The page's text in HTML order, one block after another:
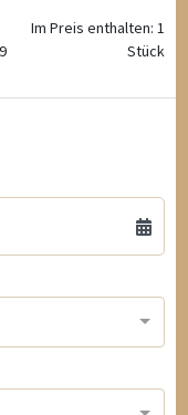
Im Preis enthalten: 1
Stück